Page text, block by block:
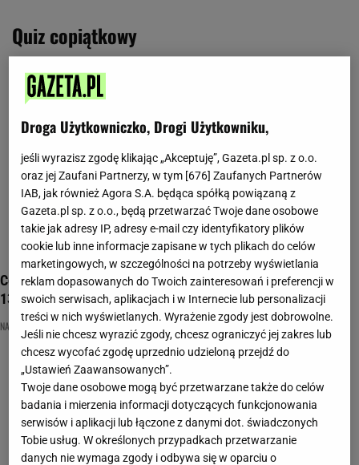
quiz copiątkowy
Copiątkowy quiz wiedzy. Dasz z siebie wszystko, by zgarnąć
13 punktów?
NAJNOWSZE QUIZY DZISIAJ DODANE QUIZ QUIZ COPIĄTKOWY
Droga Użytkowniczko, Drogi Użytkowniku,
jeśli wyrazisz zgodę klikając „Akceptuję”, Gazeta.pl sp. z o.o.
oraz jej Zaufani Partnerzy, w tym [676] Zaufanych Partnerów
IAB, jak również Agora S.A. będąca spółką powiązaną z
Gazeta.pl sp. z o.o., będą przetwarzać Twoje dane osobowe
takie jak adresy IP, adresy e-mail czy identyfikatory plików
cookie lub inne informacje zapisane w tych plikach do celów
marketingowych, w szczególności na potrzeby wyświetlania
reklam dopasowanych do Twoich zainteresowań i preferencji w
swoich serwisach, aplikacjach i w Internecie lub personalizacji
treści w nich wyświetlanych. Wyrażenie zgody jest dobrowolne.
Jeśli nie chcesz wyrazić zgody, chcesz ograniczyć jej zakres lub
chcesz wycofać zgodę uprzednio udzieloną przejdź do
„Ustawień Zaawansowanych”.
Twoje dane osobowe mogą być przetwarzane także do celów
badania i mierzenia informacji dotyczących funkcjonowania
serwisów i aplikacji lub łączone z danymi dot. świadczonych
Tobie usług. W określonych przypadkach przetwarzanie
danych nie wymaga zgody i odbywa się w oparciu o